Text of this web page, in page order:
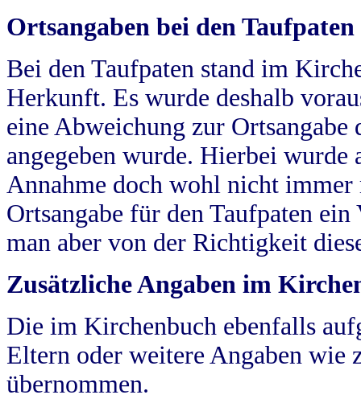
Ortsangaben bei den Taufpaten
Bei den Taufpaten stand im
Herkunft. Es wurde deshalb
eine Abweichung zur
angegeben wurde. Hierbei wurde
Annahme doch wohl nicht
Ortsangabe für den Taufpaten
man aber von der Richtigkeit
Zusätzliche Angaben im
Die im Kirchenbuch ebenfalls
Eltern oder weitere Angaben wie
übernommen.